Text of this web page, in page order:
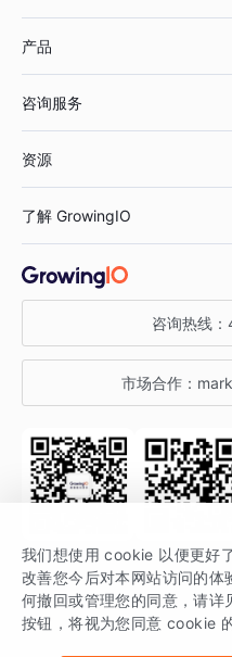
鞋服行业
汽车行业
金融行业
产品
智能运营
获客分析
咨询服务
资源
增长公开课
增长博客
开发者文档
SDK 文档
场景指南
了解 GrowingIO
关于 GrowingIO
增长大会
行业活动
咨询热线：
市场合作：
关注公众号 获取更多干
GrowingIO 是专注于数据智能分
我们想使用 cookie 以便更好
改善您今后对本网站访问的
何撤回或管理您的同意，请详
按钮，将视为您同意 cookie 的